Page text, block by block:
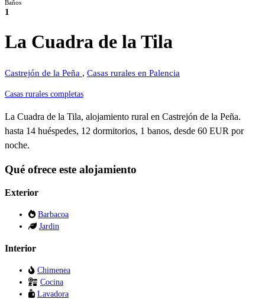
Baños
1
La Cuadra de la Tila
Castrejón de la Peña , Casas rurales en Palencia
Casas rurales completas
La Cuadra de la Tila, alojamiento rural en Castrejón de la Peña.
hasta 14 huéspedes, 12 dormitorios, 1 banos, desde 60 EUR por
noche.
Qué ofrece este alojamiento
Exterior
Barbacoa
Jardin
Interior
Chimenea
Cocina
Lavadora